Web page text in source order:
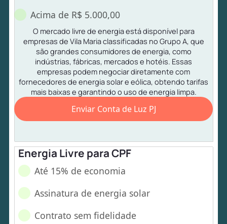
Acima de R$ 5.000,00
O mercado livre de energia está disponível para
empresas de Vila Maria classificadas no Grupo A, que
são grandes consumidores de energia, como
indústrias, fábricas, mercados e hotéis. Essas
empresas podem negociar diretamente com
fornecedores de energia solar e eólica, obtendo tarifas
mais baixas e garantindo o uso de energia limpa.
Enviar Conta de Luz PJ
Energia Livre para CPF
Até 15% de economia
Assinatura de energia solar
Contrato sem fidelidade